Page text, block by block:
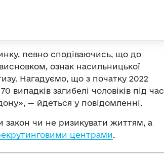
певно сподіваючись, що до
ознак насильницької
Нагадуємо, що з початку 2022
випадків загибелі чоловіків під час
— йдеться у повідомленні.
чи не ризикувати життям, а
центрами